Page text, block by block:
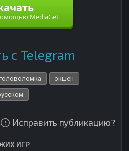
MediaGet
с Telegram
головоломка экшен
Исправить публикацию?
ИГР